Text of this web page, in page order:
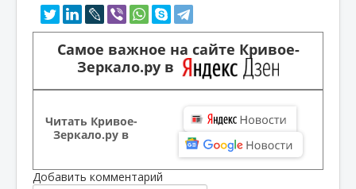
Самое важное на сайте Кривое-
Зеркало.ру в
Читать Кривое-
Зеркало.ру в
Добавить комментарий